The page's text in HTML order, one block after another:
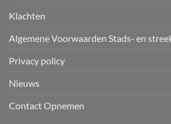
Klachten
Algemene Voorwaarden Stads- en
Privacy policy
Nieuws
Contact Opnemen